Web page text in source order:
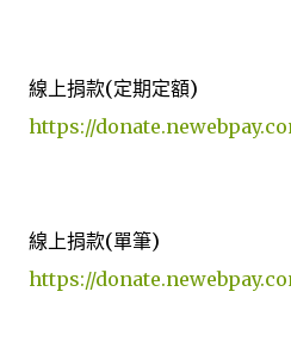
線上捐款(定期定額)
https://
線上捐款(單筆)
https://